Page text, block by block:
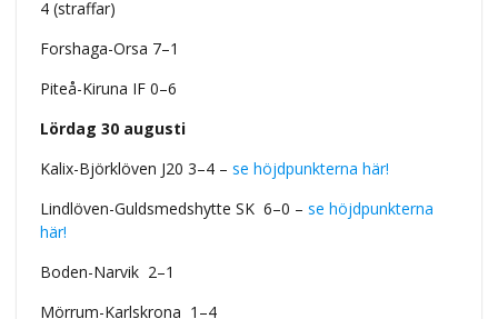
4 (straffar)
Forshaga-Orsa 7–1
Piteå-Kiruna IF 0–6
Lördag 30 augusti
Kalix-Björklöven J20 3–4 – se höjdpunkterna här!
Lindlöven-Guldsmedshytte SK 6–0 – se höjdpunkterna
här!
Boden-Narvik 2–1
Mörrum-Karlskrona 1–4